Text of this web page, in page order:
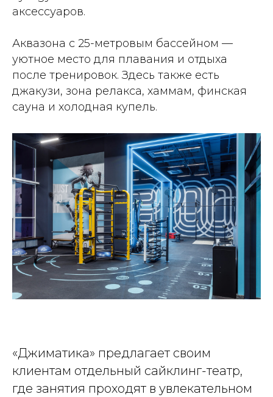
аксессуаров.
Аквазона с 25-метровым бассейном —
уютное место для плавания и отдыха
после тренировок. Здесь также есть
джакузи, зона релакса, хаммам, финская
сауна и холодная купель.
«Джиматика» предлагает своим
клиентам отдельный сайклинг-театр,
где занятия проходят в увлекательном